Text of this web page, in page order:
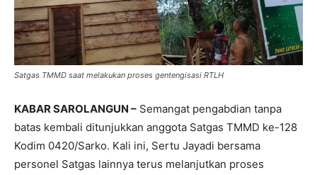
Satgas TMMD saat melakukan proses gentengisasi RTLH
KABAR SAROLANGUN – Semangat pengabdian tanpa
batas kembali ditunjukkan anggota Satgas TMMD ke-128
Kodim 0420/Sarko. Kali ini, Sertu Jayadi bersama
personel Satgas lainnya terus melanjutkan proses